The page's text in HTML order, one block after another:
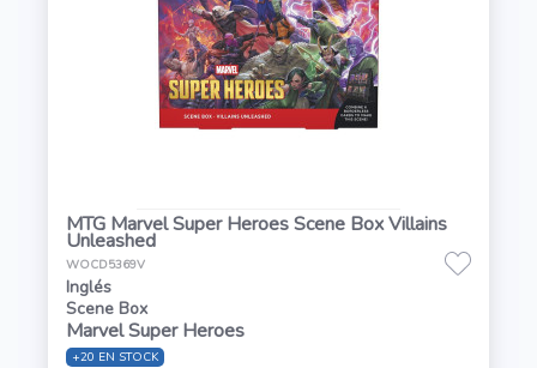
MTG Marvel Super Heroes Scene Box Villains
Unleashed
WOCD5369V
Inglés
Scene Box
Marvel Super Heroes
+20 EN STOCK